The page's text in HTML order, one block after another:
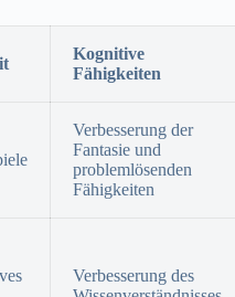
Kognitive
Fähigkeiten
Verbesserung der
Fantasie und
problemlösenden
Fähigkeiten
Verbesserung des